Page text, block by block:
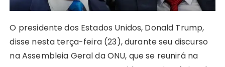
O presidente dos Estados Unidos, Donald Trump,
disse nesta terça-feira (23), durante seu discurso
na Assembleia Geral da ONU, que se reunirá na